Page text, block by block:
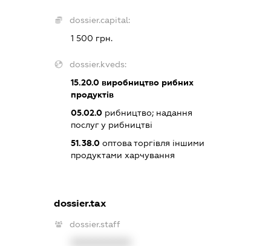
dossier.capital:
1 500 грн.
dossier.kveds:
15.20.0 виробництво рибних
продуктів
05.02.0 рибництво; надання
послуг у рибництві
51.38.0 оптова торгівля іншими
продуктами харчування
dossier.tax
dossier.staff